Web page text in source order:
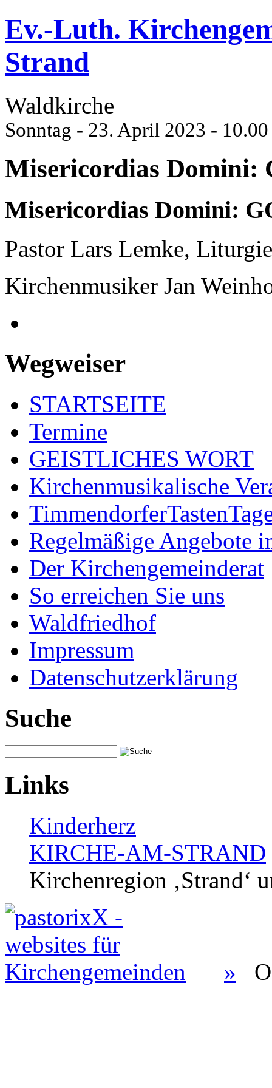
Ev.-Luth.
Strand
Waldkirche
Sonntag - 23. April 2023 -
Misericordias Domini:
Misericordias Domini:
Pastor Lars Lemke,
Kirchenmusiker Jan
Wegweiser
STARTSEITE
Termine
GEISTLICHES WORT
Kirchenmusikalische
Regelmäßige Angebote
Der Kirchengemeinderat
So erreichen Sie uns
Waldfriedhof
Impressum
Datenschutzerklärung
Suche
Links
Kinderherz
KIRCHE-AM-STRAND
Kirchenregion ‚Strand‘
»